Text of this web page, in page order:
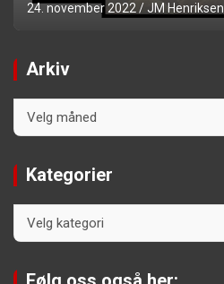
24. november 2022 JM Henriksen
Arkiv
Kategorier